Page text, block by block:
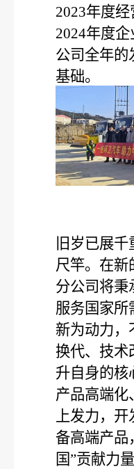
2023年度
2024年度企
公司全年的
基础。
旧岁已展
尺竿。在新
分公司将秉
服务国家所
新为动力，
换代、技术
升自身的核
产品高端化
上发力，
备高端产品
国”贡献力量